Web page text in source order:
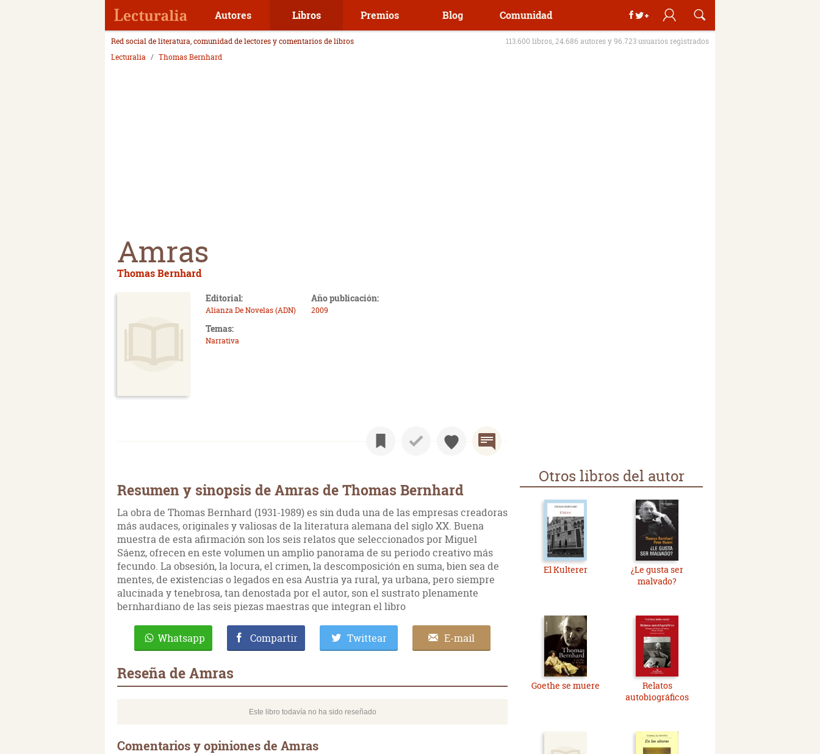
Autores Libros Premios Blog Comunidad
Red social de literatura, comunidad de lectores y comentarios de libros
113.600 libros, 24.686 autores y 96.723 usuarios registrados
Lecturalia
Thomas Bernhard
Amras
Thomas Bernhard
Editorial:
Alianza De Novelas (ADN)
Año publicación:
2009
Temas:
Narrativa
Resumen y sinopsis de Amras de Thomas Bernhard
La obra de Thomas Bernhard (1931-1989) es sin duda una de las empresas creadoras
más audaces, originales y valiosas de la literatura alemana del siglo XX. Buena
muestra de esta afirmación son los seis relatos que seleccionados por Miguel
Sáenz, ofrecen en este volumen un amplio panorama de su periodo creativo más
fecundo. La obsesión, la locura, el crimen, la descomposición en suma, bien sea de
mentes, de existencias o legados en esa Austria ya rural, ya urbana, pero siempre
alucinada y tenebrosa, tan denostada por el autor, son el sustrato plenamente
bernhardiano de las seis piezas maestras que integran el libro
Whatsapp Compartir Twittear E-mail
Reseña de Amras
Este libro todavía no ha sido reseñado
Comentarios y opiniones de Amras
Otros libros del autor
El Kulterer
¿Le gusta ser
malvado?
Goethe se muere
Relatos
autobiográficos